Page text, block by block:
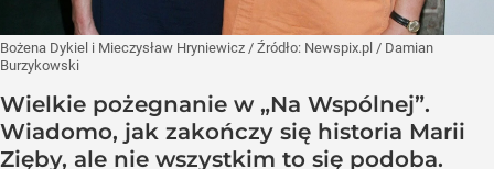
Bożena Dykiel i Mieczysław Hryniewicz / Źródło: Newspix.pl / Damian
Burzykowski
Wielkie pożegnanie w „Na Wspólnej”.
Wiadomo, jak zakończy się historia Marii
Zięby, ale nie wszystkim to się podoba.